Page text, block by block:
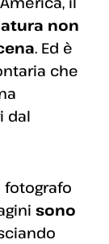
non
. Ed è
che
dal
fotografo
sono